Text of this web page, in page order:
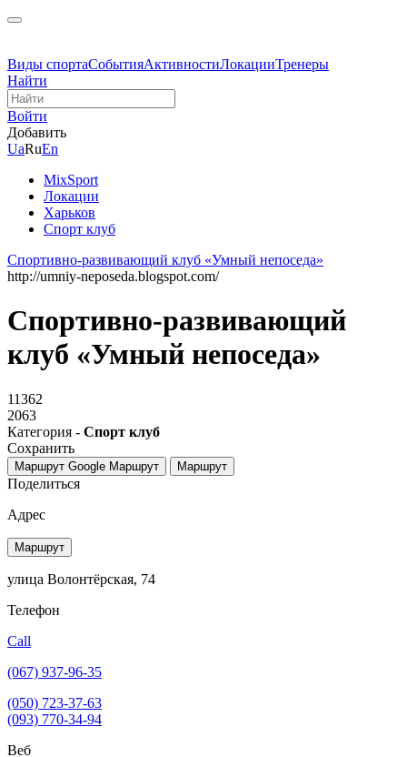
Виды спортаСобытияАктивностиЛокацииТренеры
Найти
Войти
Добавить
UaRuEn
MixSport
Локации
Харьков
Спорт клуб
Спортивно-развивающий клуб «Умный непоседа»
http://umniy-neposeda.blogspot.com/
Спортивно-развивающий
клуб «Умный непоседа»
11362
2063
Категория - Спорт клуб
Сохранить
Маршрут Google Маршрут Маршрут
Поделиться
Адрес
Маршрут
улица Волонтёрская, 74
Телефон
Call
(067) 937-96-35
(050) 723-37-63
(093) 770-34-94
Веб